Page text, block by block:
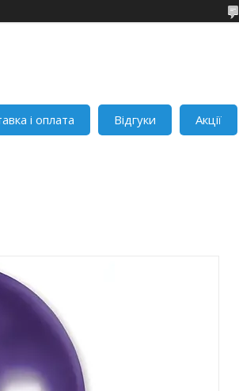
і оплата Відгуки Акції